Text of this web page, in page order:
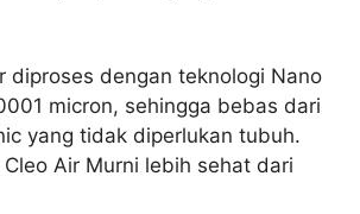
diproses dengan teknologi Nano
micron, sehingga bebas dari
yang tidak diperlukan tubuh.
Air Murni lebih sehat dari